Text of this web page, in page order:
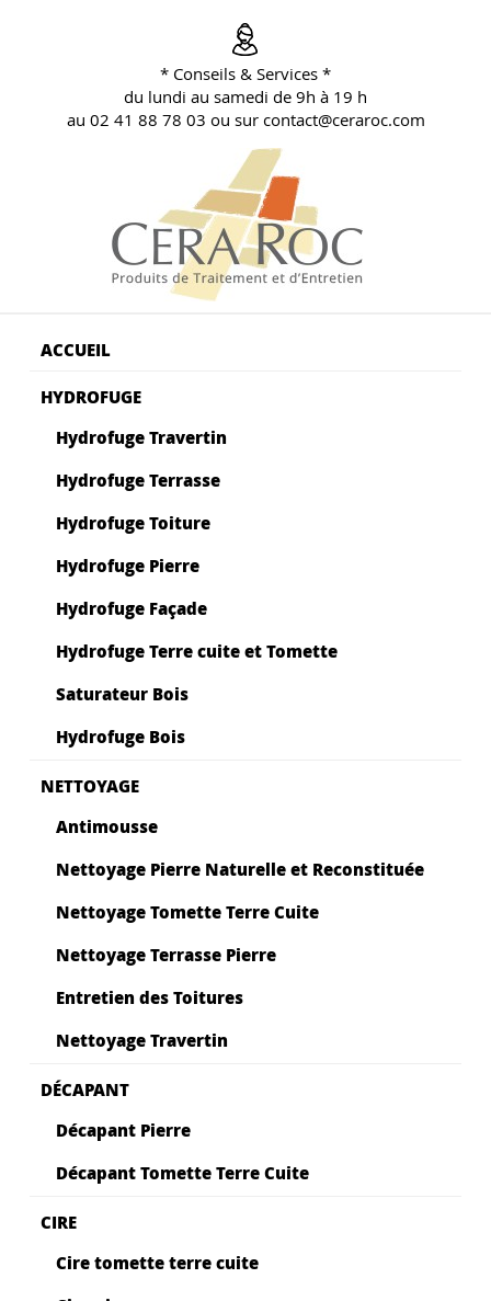
* Conseils & Services *
du lundi au samedi de 9h à 19 h
au 02 41 88 78 03 ou sur contact@ceraroc.com
ACCUEIL
HYDROFUGE
Hydrofuge Travertin
Hydrofuge Terrasse
Hydrofuge Toiture
Hydrofuge Pierre
Hydrofuge Façade
Hydrofuge Terre cuite et Tomette
Saturateur Bois
Hydrofuge Bois
NETTOYAGE
Antimousse
Nettoyage Pierre Naturelle et Reconstituée
Nettoyage Tomette Terre Cuite
Nettoyage Terrasse Pierre
Entretien des Toitures
Nettoyage Travertin
DÉCAPANT
Décapant Pierre
Décapant Tomette Terre Cuite
CIRE
Cire tomette terre cuite